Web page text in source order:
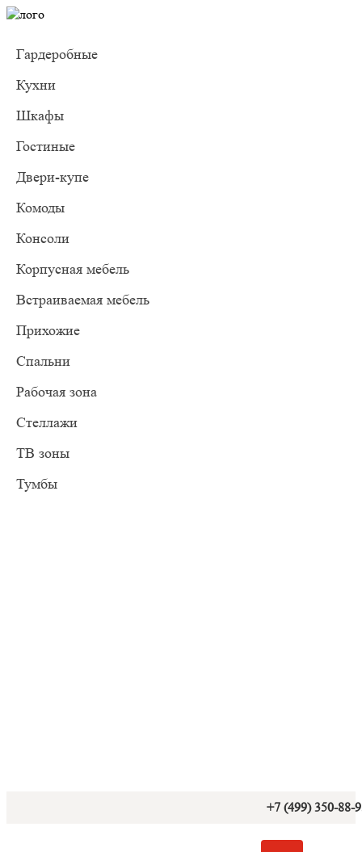
Гардеробные
Кухни
Шкафы
Гостиные
Двери-купе
Комоды
Консоли
Корпусная мебель
Встраиваемая мебель
Прихожие
Спальни
Рабочая зона
Стеллажи
ТВ зоны
Тумбы
+7 (499) 350-88-